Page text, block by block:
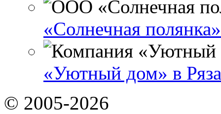
«Солнечная
«Уютный дом» в
© 2005-2026